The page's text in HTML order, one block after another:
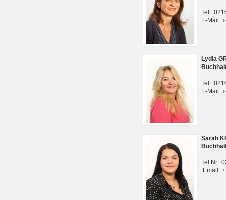
Tel.:
E-Mail:
Lydia
Tel.:
E-Mail:
Sarah
Tel:Nr.:
Email: